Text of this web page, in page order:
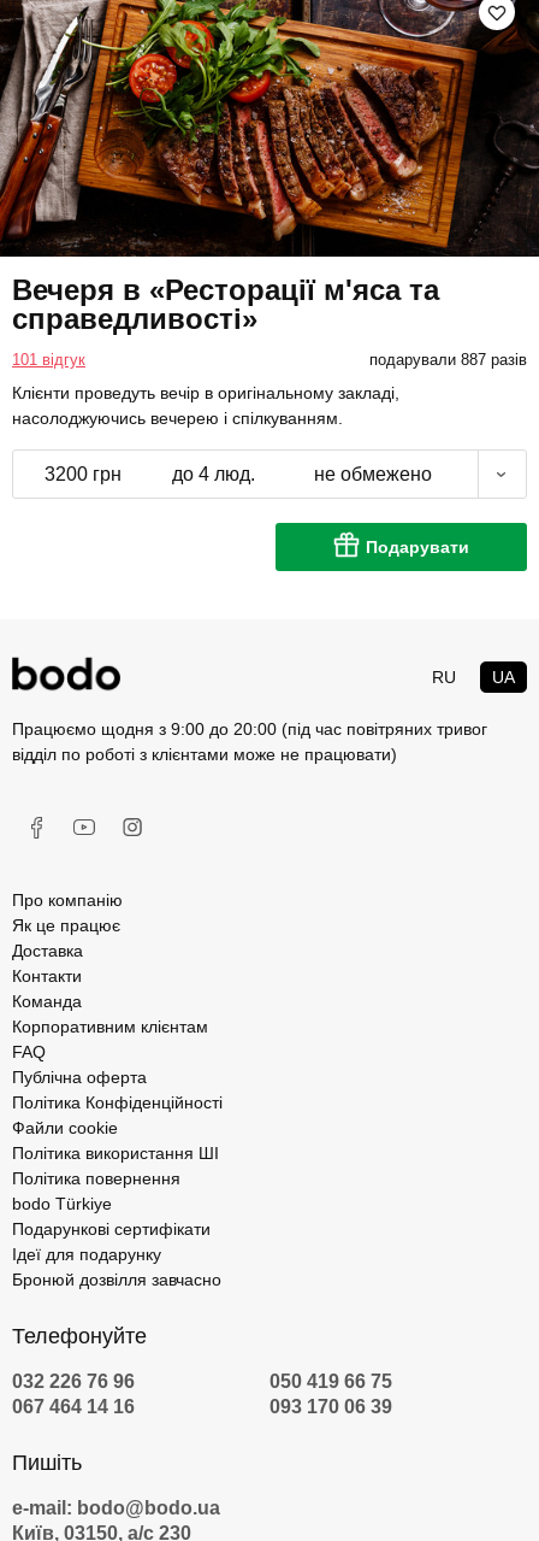
Вечеря в «Ресторації м'яса та
справедливості»
101 відгук подарували 887 разів
Клієнти проведуть вечір в оригінальному закладі,
насолоджуючись вечерею і спілкуванням.
3200 грн до 4 люд. не обмежено
Подарувати
RU UA
Працюємо щодня з 9:00 до 20:00 (під час повітряних тривог
відділ по роботі з клієнтами може не працювати)
Про компанію
Як це працює
Доставка
Контакти
Команда
Корпоративним клієнтам
FAQ
Публічна оферта
Політика Конфіденційності
Файли cookie
Політика використання ШІ
Політика повернення
bodo Türkiye
Подарункові сертифікати
Ідеї для подарунку
Бронюй дозвілля завчасно
Телефонуйте
032 226 76 96
050 419 66 75
067 464 14 16
093 170 06 39
Пишіть
e-mail: bodo@bodo.ua
Київ, 03150, а/с 230